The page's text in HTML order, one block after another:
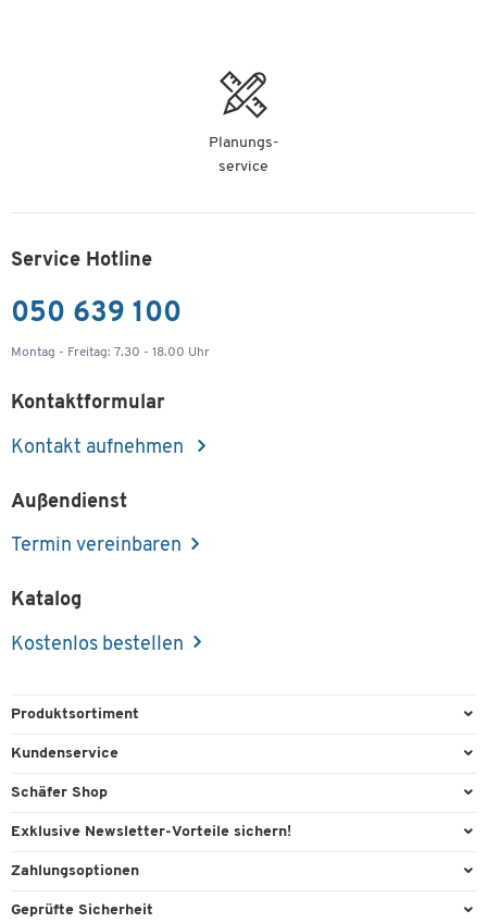
Planungs-
service
Service Hotline
050 639 100
Montag - Freitag: 7.30 - 18.00 Uhr
Kontaktformular
Kontakt aufnehmen
Außendienst
Termin vereinbaren
Katalog
Kostenlos bestellen
Produktsortiment
Büroausstattung
Reinigung & Hygiene
Technik
Kundenservice
Direktbestellung
Recycling
Lieferinformationen
Schäfer Shop
Services & Leistungen
Exklusive Newsletter-Vorteile sichern!
Willkommensgeschenk
Zahlungsoptionen
Paypal
Geprüfte Sicherheit